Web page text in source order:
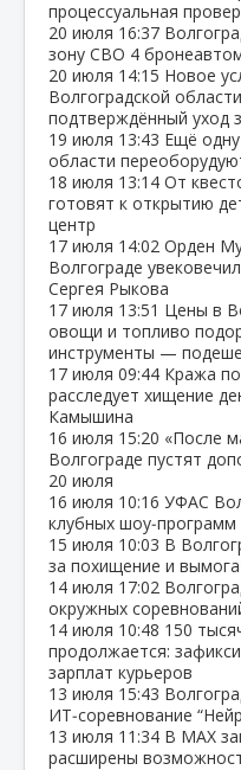
процессуальная
20 июля 16:37
зону СВО 4
20 июля 14:15 Новое
Волгоградской
подтверждённый уход
19 июля 13:43 Ещё
области
18 июля 13:14 От
готовят к открытию
центр
17 июля 14:02 Орден
Волгограде
Сергея Рыкова
17 июля 13:51 Цены в
овощи и топливо
инструменты —
17 июля 09:44 Кража
расследует хищение
Камышина
16 июля 15:20 «После
Волгограде пустят
20 июля
16 июля 10:16 УФАС
клубных шоу‑программ
15 июля 10:03 В
за похищение и
14 июля 17:02
окружных
14 июля 10:48 150
продолжается:
зарплат курьеров
13 июля 15:43
ИТ‑соревнование
13 июля 11:34 В МАХ
расширены